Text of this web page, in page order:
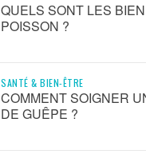
QUELS SONT LES
POISSON ?
SANTÉ & BIEN-ÊTRE
COMMENT SOIGNER
DE GUÊPE ?